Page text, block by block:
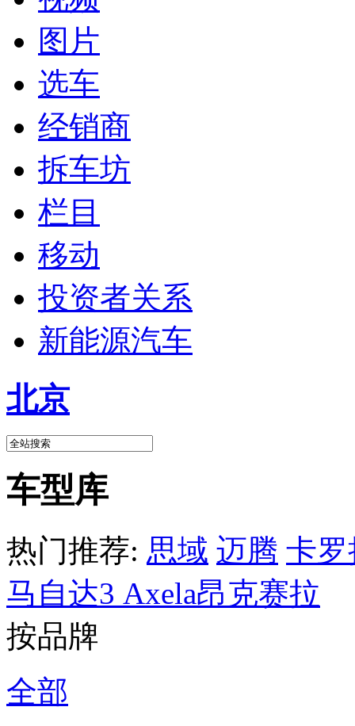
图片
选车
经销商
拆车坊
栏目
移动
投资者关系
新能源汽车
北京
车型库
热门推荐: 思域 迈腾 卡罗
马自达3 Axela昂克赛拉
按品牌
全部